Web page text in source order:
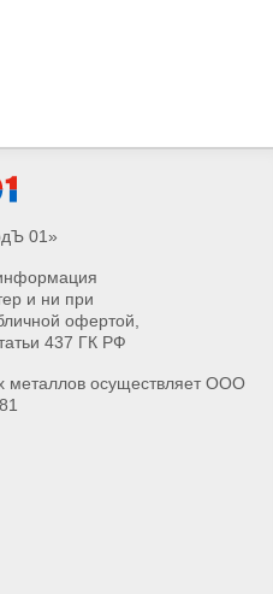
Vito
VR
и ни при
офертой,
металлов осуществляет ООО